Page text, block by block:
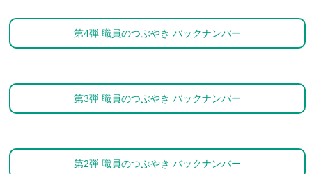
第4弾 職員のつぶやき バックナンバー
第3弾 職員のつぶやき バックナンバー
第2弾 職員のつぶやき バックナンバー